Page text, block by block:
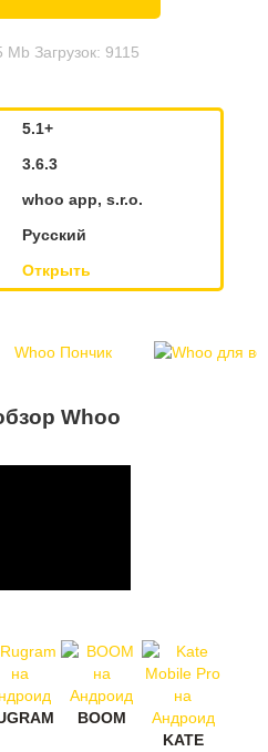
Загрузок: 9115
5.1+
3.6.3
whoo app, s.r.o.
Русский
Открыть
Whoo
BOOM
KATE